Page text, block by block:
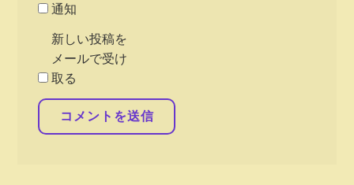
通知
新しい投稿を
メールで受け
取る